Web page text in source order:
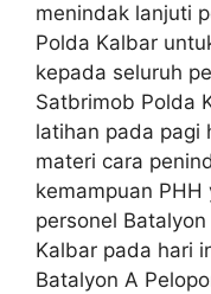
menindak lanjuti
Polda Kalbar
kepada seluruh
Satbrimob Polda
latihan pada pagi
materi cara
kemampuan
personel
Kalbar pada hari
Batalyon A